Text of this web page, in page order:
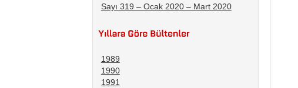
Sayı 319 – Ocak 2020 – Mart 2020
1989
1990
1991